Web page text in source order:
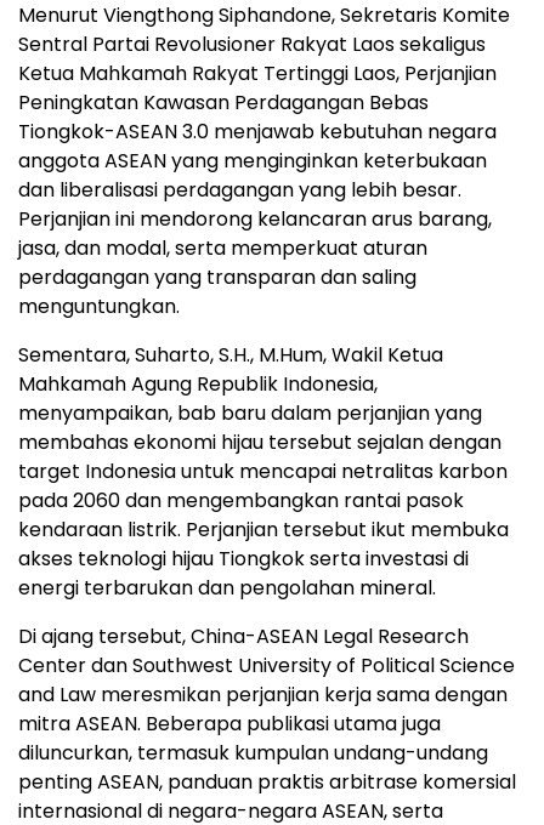
Menurut Viengthong Siphandone, Sekretaris Komite
Sentral Partai Revolusioner Rakyat Laos sekaligus
Ketua Mahkamah Rakyat Tertinggi Laos, Perjanjian
Peningkatan Kawasan Perdagangan Bebas
Tiongkok-ASEAN 3.0 menjawab kebutuhan negara
anggota ASEAN yang menginginkan keterbukaan
dan liberalisasi perdagangan yang lebih besar.
Perjanjian ini mendorong kelancaran arus barang,
jasa, dan modal, serta memperkuat aturan
perdagangan yang transparan dan saling
menguntungkan.
Sementara, Suharto, S.H., M.Hum, Wakil Ketua
Mahkamah Agung Republik Indonesia,
menyampaikan, bab baru dalam perjanjian yang
membahas ekonomi hijau tersebut sejalan dengan
target Indonesiauntuk mencapai netralitas karbon
pada 2060 dan mengembangkan rantai pasok
kendaraan listrik. Perjanjian tersebut ikut membuka
akses teknologi hijau Tiongkok serta investasi di
energi terbarukan dan pengolahan mineral.
Di ajang tersebut, China-ASEAN Legal Research
Center dan Southwest University of Political Science
and Law meresmikan perjanjian kerja sama dengan
mitra ASEAN. Beberapa publikasi utama juga
diluncurkan, termasuk kumpulan undang-undang
penting ASEAN, panduan praktis arbitrase komersial
internasional di negara-negara ASEAN, serta